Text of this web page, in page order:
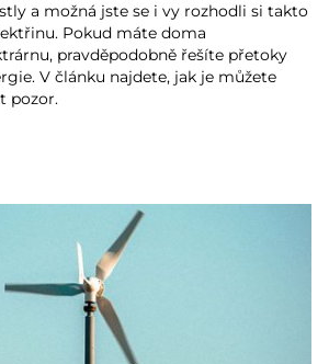
a možná jste se i vy rozhodli si takto
Pokud máte doma
pravděpodobně řešíte přetoky
V článku najdete, jak je můžete
pozor.